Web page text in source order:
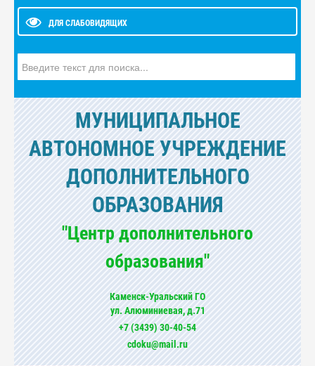
ДЛЯ СЛАБОВИДЯЩИХ
МУНИЦИПАЛЬНОЕ
АВТОНОМНОЕ УЧРЕЖДЕНИЕ
ДОПОЛНИТЕЛЬНОГО
ОБРАЗОВАНИЯ
"Центр дополнительного
образования"
Каменск-Уральский ГО
ул. Алюминиевая, д.71
+7 (3439) 30-40-54
cdoku@mail.ru